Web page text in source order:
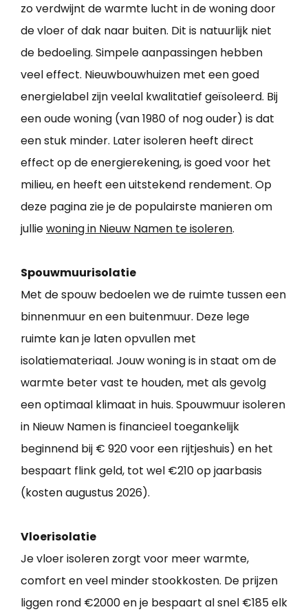
zo verdwijnt de warmte lucht in de woning door
de vloer of dak naar buiten. Dit is natuurlijk niet
de bedoeling. Simpele aanpassingen hebben
veel effect. Nieuwbouwhuizen met een goed
energielabel zijn veelal kwalitatief geïsoleerd. Bij
een oude woning (van 1980 of nog ouder) is dat
een stuk minder. Later isoleren heeft direct
effect op de energierekening, is goed voor het
milieu, en heeft een uitstekend rendement. Op
deze pagina zie je de populairste manieren om
julliewoning in Nieuw Namen te isoleren.
Spouwmuurisolatie
Met de spouw bedoelen we de ruimte tussen een
binnenmuur en een buitenmuur. Deze lege
ruimte kan je laten opvullen met
isolatiemateriaal. Jouw woning is in staat om de
warmte beter vast te houden, met als gevolg
een optimaal klimaat in huis. Spouwmuur isoleren
in Nieuw Namen is financieel toegankelijk
beginnend bij € 920 voor een rijtjeshuis) en het
bespaart flink geld, tot wel €210 op jaarbasis
(kosten augustus 2026).
Vloerisolatie
Je vloer isoleren zorgt voor meer warmte,
comfort en veel minder stookkosten. De prijzen
liggen rond €2000 en je bespaart al snel €185 elk